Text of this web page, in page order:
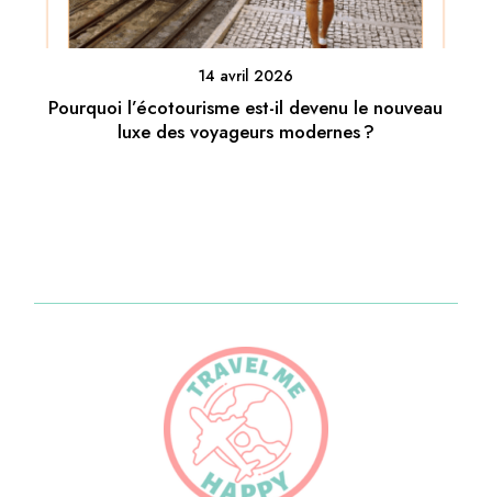
14 avril 2026
Pourquoi l’écotourisme est-il devenu le nouveau
luxe des voyageurs modernes ?